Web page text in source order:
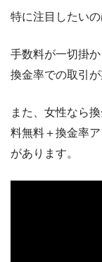
特に注目したい
手数料が一切掛
換金率での取引が
また、女性なら
料無料＋換金率
があります。